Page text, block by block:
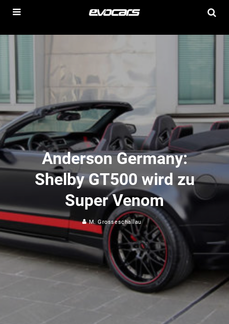
Anderson Germany:
Shelby GT500 wird zu
Super Venom
M. Grosseschallau